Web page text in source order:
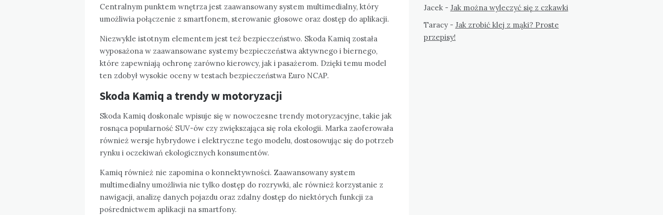
Centralnym punktem wnętrza jest zaawansowany system multimedialny, który
umożliwia połączenie z smartfonem, sterowanie głosowe oraz dostęp do aplikacji.
Niezwykle istotnym elementem jest też bezpieczeństwo. Skoda Kamiq została
wyposażona w zaawansowane systemy bezpieczeństwa aktywnego i biernego,
które zapewniają ochronę zarówno kierowcy, jak i pasażerom. Dzięki temu model
ten zdobył wysokie oceny w testach bezpieczeństwa Euro NCAP.
Skoda Kamiq a trendy w motoryzacji
Skoda Kamiq doskonale wpisuje się w nowoczesne trendy motoryzacyjne, takie jak
rosnąca popularność SUV-ów czy zwiększająca się rola ekologii. Marka zaoferowała
również wersje hybrydowe i elektryczne tego modelu, dostosowując się do potrzeb
rynku i oczekiwań ekologicznych konsumentów.
Kamiq również nie zapomina o konnektywności. Zaawansowany system
multimedialny umożliwia nie tylko dostęp do rozrywki, ale również korzystanie z
nawigacji, analizę danych pojazdu oraz zdalny dostęp do niektórych funkcji za
pośrednictwem aplikacji na smartfony.
Jacek- Jak można wyleczyć się z czkawki
Taracy- Jak zrobić klej z mąki? Proste
przepisy!